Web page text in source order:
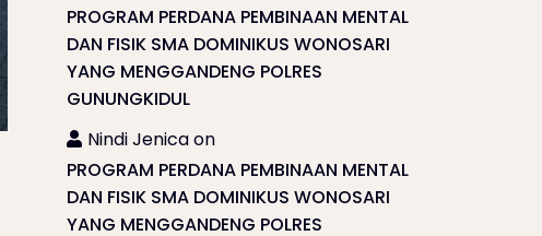
PROGRAM PERDANA PEMBINAAN MENTAL
DAN FISIK SMA DOMINIKUS WONOSARI
YANG MENGGANDENG POLRES
GUNUNGKIDUL
Nindi Jenicaon
PROGRAM PERDANA PEMBINAAN MENTAL
DAN FISIK SMA DOMINIKUS WONOSARI
YANG MENGGANDENG POLRES